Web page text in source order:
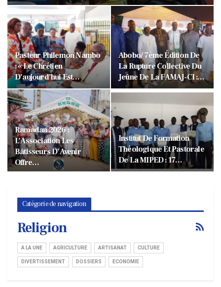
Pasteur Philemon Nambo
: « Le Chrétien
D’aujourd’hui Est…
Abobo/ 7ème Édition De
La Rupture Collective Du
Jeûne De La FAMAJ-CI :…
Ramadan 2026 :
L’Association Les
Bâtisseurs D’Avenir
Offre…
Institut De Formation
Théologique Et Pastorale
De La MIPED : 17…
Catégorie de navigation
Religion
A LA UNE AGRICULTURE ARTISANAT CULTURE
DIVERTISSEMENT DOSSIERS ECONOMIE